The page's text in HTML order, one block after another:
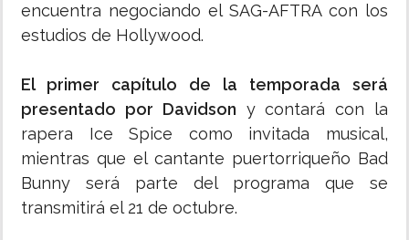
encuentra negociando el SAG-AFTRA con los
estudios de Hollywood.
El primer capítulo de la temporada será
presentado por Davidson y contará con la
rapera Ice Spice como invitada musical,
mientras que el cantante puertorriqueño Bad
Bunny será parte del programa que se
transmitirá el 21 de octubre.